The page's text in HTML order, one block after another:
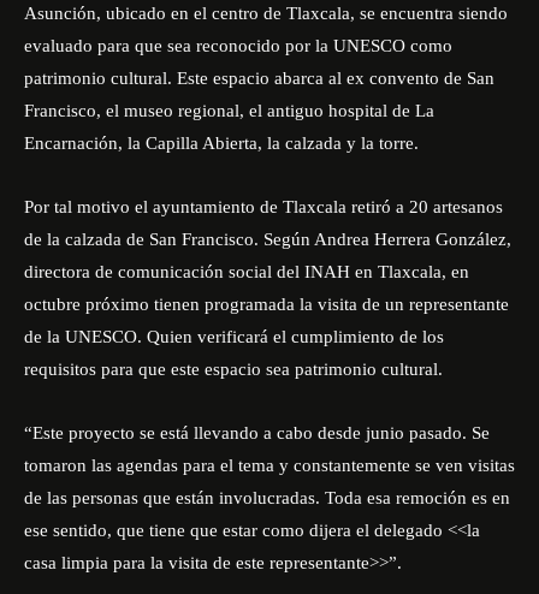
Asunción, ubicado en el centro de Tlaxcala, se encuentra siendo
evaluado para que sea reconocido por la UNESCO como
patrimonio cultural. Este espacio abarca al ex convento de San
Francisco, el museo regional, el antiguo hospital de La
Encarnación, la Capilla Abierta, la calzada y la torre.
Por tal motivo el ayuntamiento de Tlaxcala retiró a 20 artesanos
de la calzada de San Francisco. Según Andrea Herrera González,
directora de comunicación social del INAH en Tlaxcala, en
octubre próximo tienen programada la visita de un representante
de la UNESCO. Quien verificará el cumplimiento de los
requisitos para que este espacio sea patrimonio cultural.
“Este proyecto se está llevando a cabo desde junio pasado. Se
tomaron las agendas para el tema y constantemente se ven visitas
de las personas que están involucradas. Toda esa remoción es en
ese sentido, que tiene que estar como dijera el delegado <<la
casa limpia para la visita de este representante>>”.